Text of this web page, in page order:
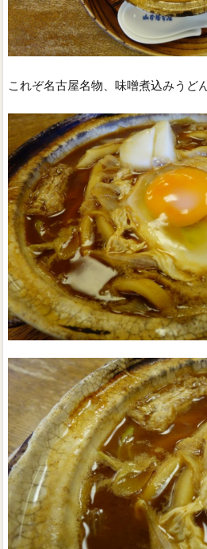
これぞ名古屋名物、味噌煮込みうど